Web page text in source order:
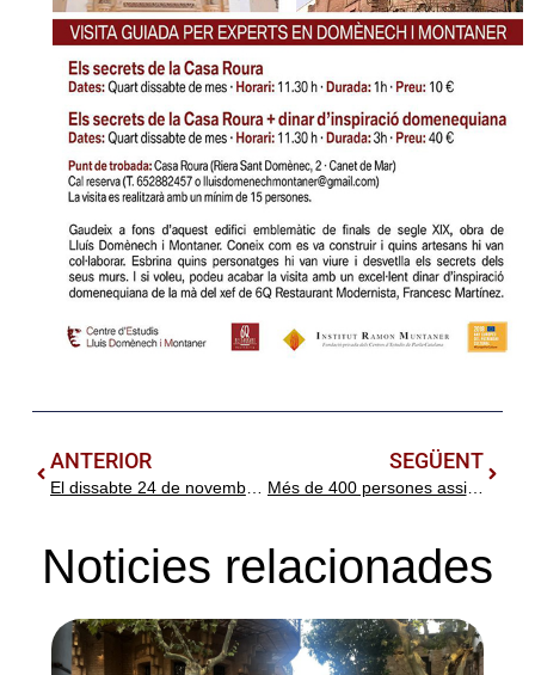
ANTERIOR
El dissabte 24 de novembre organitzem la ruta «La Barcelona somiada de Lluís Domènech i Montaner»
SEGÜENT
Més de 400 persones assisteixen a la conferència «Domènech i Montaner i el primer catalanisme a l’AUGA d’Igualada
Noticies relacionades